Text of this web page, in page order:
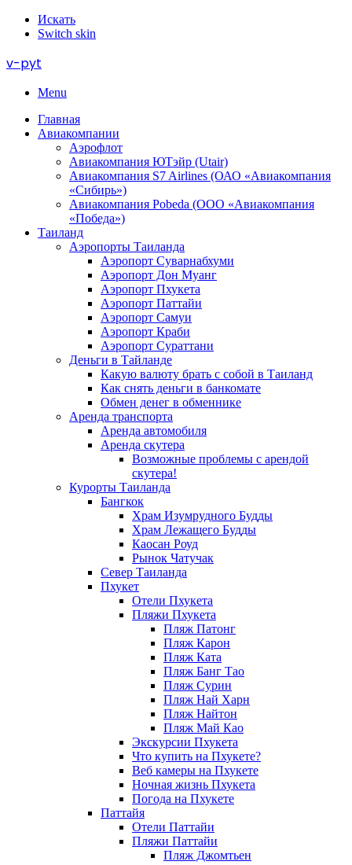
Искать
Switch skin
v-pyt
Menu
Главная
Авиакомпании
Аэрофлот
Авиакомпания ЮТэйр (Utair)
Авиакомпания S7 Airlines (ОАО «Авиакомпания
«Сибирь»)
Авиакомпания Pobeda (ООО «Авиакомпания
«Победа»)
Таиланд
Аэропорты Таиланда
Аэропорт Суварнабхуми
Аэропорт Дон Муанг
Аэропорт Пхукета
Аэропорт Паттайи
Аэропорт Самуи
Аэропорт Краби
Аэропорт Сураттани
Деньги в Тайланде
Какую валюту брать с собой в Таиланд
Как снять деньги в банкомате
Обмен денег в обменнике
Аренда транспорта
Аренда автомобиля
Аренда скутера
Возможные проблемы с арендой
скутера!
Курорты Таиланда
Бангкок
Храм Изумрудного Будды
Храм Лежащего Будды
Каосан Роуд
Рынок Чатучак
Север Таиланда
Пхукет
Отели Пхукета
Пляжи Пхукета
Пляж Патонг
Пляж Карон
Пляж Ката
Пляж Банг Тао
Пляж Сурин
Пляж Най Харн
Пляж Найтон
Пляж Май Као
Экскурсии Пхукета
Что купить на Пхукете?
Веб камеры на Пхукете
Ночная жизнь Пхукета
Погода на Пхукете
Паттайя
Отели Паттайи
Пляжи Паттайи
Пляж Джомтьен